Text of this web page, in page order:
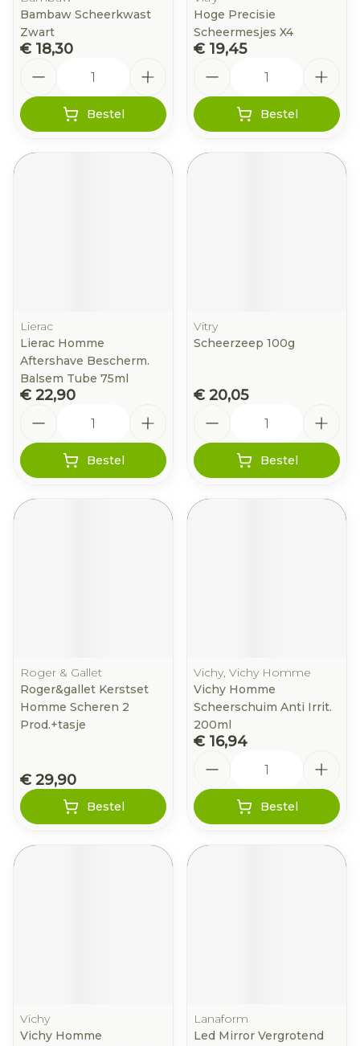
Bambaw Scheerkwast
Zwart
€ 18,30
Bestel
Hoge Precisie
Scheermesjes X4
€ 19,45
Bestel
Lierac
Lierac Homme
Aftershave Bescherm.
Balsem Tube 75ml
€ 22,90
Bestel
Vitry
Scheerzeep 100g
€ 20,05
Bestel
Roger & Gallet
Roger&gallet Kerstset
Homme Scheren 2
Prod.+tasje
€ 29,90
Bestel
Vichy, Vichy Homme
Vichy Homme
Scheerschuim Anti Irrit.
200ml
€ 16,94
Bestel
Vichy
Vichy Homme
Lanaform
Led Mirror Vergrotend